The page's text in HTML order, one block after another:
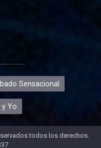
Sensacional
y Yo
todos los derechos.